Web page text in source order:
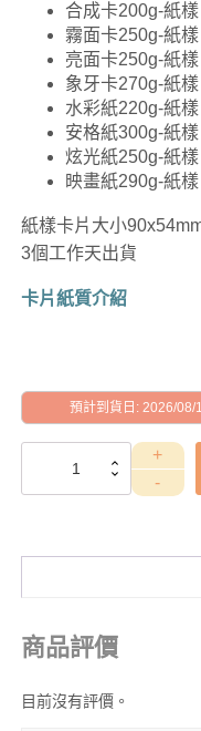
合成卡200g-紙樣
霧面卡250g-紙樣
亮面卡250g-紙樣
象牙卡270g-紙樣
水彩紙220g-紙樣
安格紙300g-紙樣
炫光紙250g-紙樣
映畫紙290g-紙樣
紙樣卡片大小
3個工作天出貨
卡片紙質介紹
預計到貨日: 2026/08/
商品評價
目前沒有評價。